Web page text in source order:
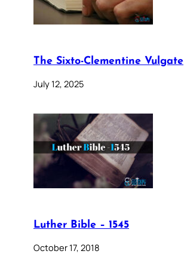
The Sixto-Clementine Vulgate
July 12, 2025
Luther Bible – 1545
October 17, 2018